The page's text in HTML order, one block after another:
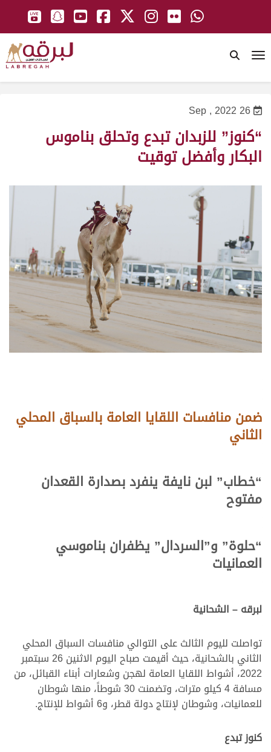
26 Sep , 2022
“كنوز” للزبدان تبدع وتحلق بناموس
البكار وأفضل توقيت
ضمن منافسات اللقايا العامة بالسباق المحلي
الثاني
“خطاب” لبن نايفة ينفرد بصدارة القعدان
مفتوح
“حلوة” و”السردال” يظفران بناموسي
العمانيات
لبرقه – الشحانية
تواصلت لليوم الثالث على التوالي منافسات السباق المحلي
الثاني بالشحانية، حيث أقيمت صباح اليوم الاثنين 26 سبتمبر
2022، أشواط اللقايا العامة لهجن وشعارات أبناء القبائل، من
مسافة 4 كيلو مترات، وتضمنت 30 شوطاً، منها شوطان
للعمانيات، وشوطان لإنتاج دولة قطر، و6 أشواط للإنتاج.
كنوز تبدع